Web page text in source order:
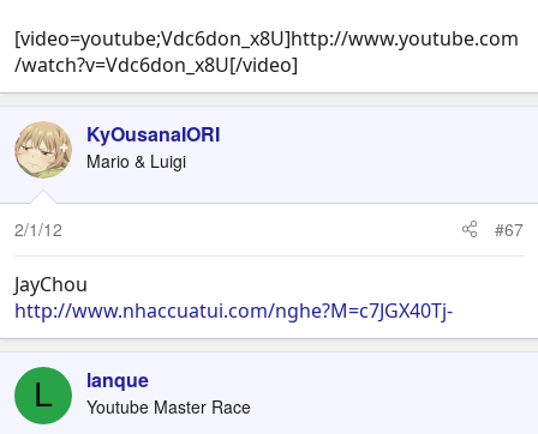
[video=youtube;Vdc6don_x8U]http://www.youtube.com
/watch?v=Vdc6don_x8U[/video]
KyOusanaIORI
Mario & Luigi
2/1/12 #67
JayChou
http://www.nhaccuatui.com/nghe?M=c7JGX40Tj-
L lanque
Youtube Master Race